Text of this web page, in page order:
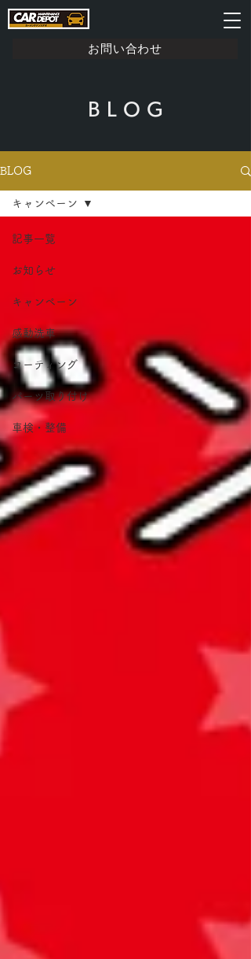
お問い合わせ
B L O G
BLOG
記事一覧
お知らせ
キャンペーン
感動洗車
コーティング
パーツ取り付け
車検・整備
キャンペーン